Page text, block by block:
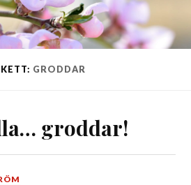
GRODDAR
groddar!